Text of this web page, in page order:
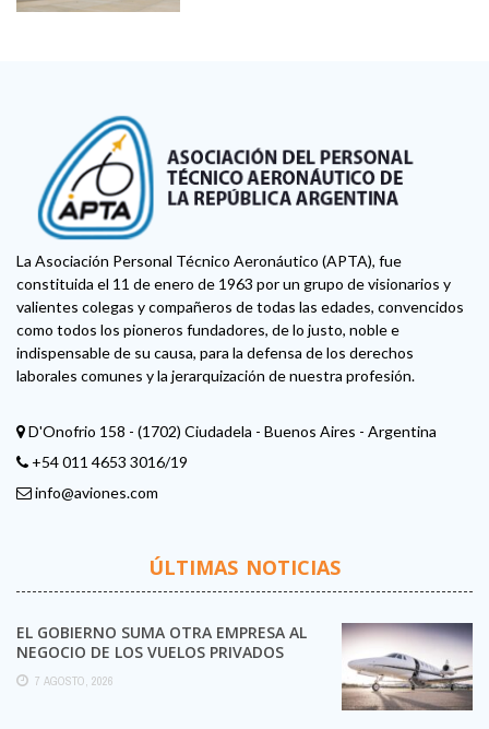
La Asociación Personal Técnico Aeronáutico (APTA), fue
constituida el 11 de enero de 1963 por un grupo de visionarios y
valientes colegas y compañeros de todas las edades, convencidos
como todos los pioneros fundadores, de lo justo, noble e
indispensable de su causa, para la defensa de los derechos
laborales comunes y la jerarquización de nuestra profesión.
D'Onofrio 158 - (1702) Ciudadela - Buenos Aires - Argentina
+54 011 4653 3016/19
info@aviones.com
ÚLTIMAS NOTICIAS
EL GOBIERNO SUMA OTRA EMPRESA AL
NEGOCIO DE LOS VUELOS PRIVADOS
7 AGOSTO, 2026